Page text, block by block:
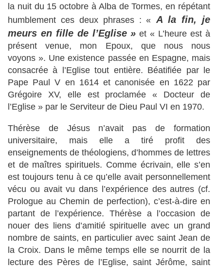
la nuit du 15 octobre à Alba de Tormes, en répétant
humblement ces deux phrases : « A la fin, je
meurs en fille de l’Eglise » et « L’heure est à
présent venue, mon Epoux, que nous nous
voyons ». Une existence passée en Espagne, mais
consacrée à l’Eglise tout entière. Béatifiée par le
Pape Paul V en 1614 et canonisée en 1622 par
Grégoire XV, elle est proclamée « Docteur de
l’Eglise » par le Serviteur de Dieu Paul VI en 1970.
Thérèse de Jésus n’avait pas de formation
universitaire, mais elle a tiré profit des
enseignements de théologiens, d’hommes de lettres
et de maîtres spirituels. Comme écrivain, elle s’en
est toujours tenu à ce qu’elle avait personnellement
vécu ou avait vu dans l’expérience des autres (cf.
Prologue au Chemin de perfection), c’est-à-dire en
partant de l’expérience. Thérèse a l’occasion de
nouer des liens d’amitié spirituelle avec un grand
nombre de saints, en particulier avec saint Jean de
la Croix. Dans le même temps elle se nourrit de la
lecture des Pères de l’Eglise, saint Jérôme, saint